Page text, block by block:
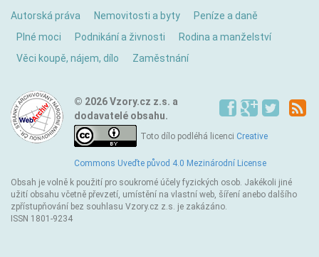
Autorská práva Nemovitosti a byty
Peníze a daně
Plné moci
Podnikání a živnosti
Rodina a manželství
Věci koupě, nájem, dílo
Zaměstnání
© 2026 Vzory.cz z.s. a
dodavatelé obsahu.
Toto dílo podléhá licenci Creative
Commons Uveďte původ 4.0 Mezinárodní License
Obsah je volně k použití pro soukromé účely fyzických osob. Jakékoli jiné
užití obsahu včetně převzetí, umístění na vlastní web, šíření anebo dalšího
zpřístupňování bez souhlasu Vzory.cz z.s. je zakázáno.
ISSN 1801-9234